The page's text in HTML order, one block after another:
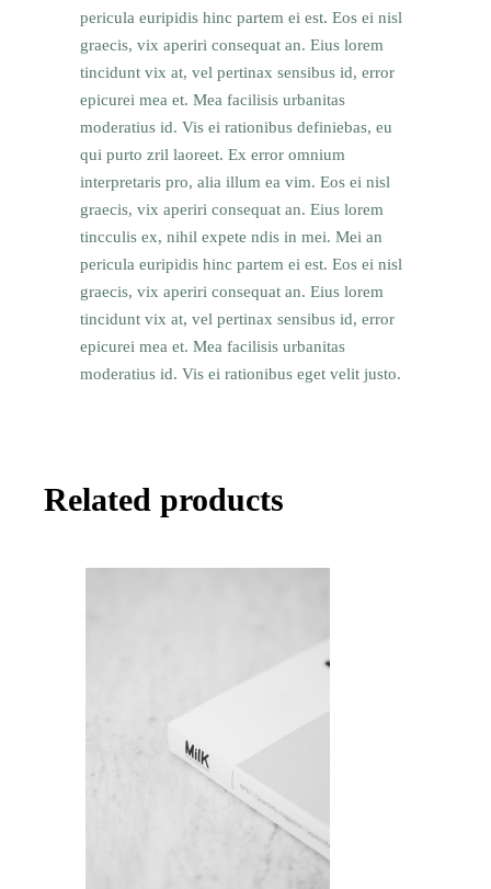
pericula euripidis hinc partem ei est. Eos ei nisl
graecis, vix aperiri consequat an. Eius lorem
tincidunt vix at, vel pertinax sensibus id, error
epicurei mea et. Mea facilisis urbanitas
moderatius id. Vis ei rationibus definiebas, eu
qui purto zril laoreet. Ex error omnium
interpretaris pro, alia illum ea vim. Eos ei nisl
graecis, vix aperiri consequat an. Eius lorem
tincculis ex, nihil expete ndis in mei. Mei an
pericula euripidis hinc partem ei est. Eos ei nisl
graecis, vix aperiri consequat an. Eius lorem
tincidunt vix at, vel pertinax sensibus id, error
epicurei mea et. Mea facilisis urbanitas
moderatius id. Vis ei rationibus eget velit justo.
Related products